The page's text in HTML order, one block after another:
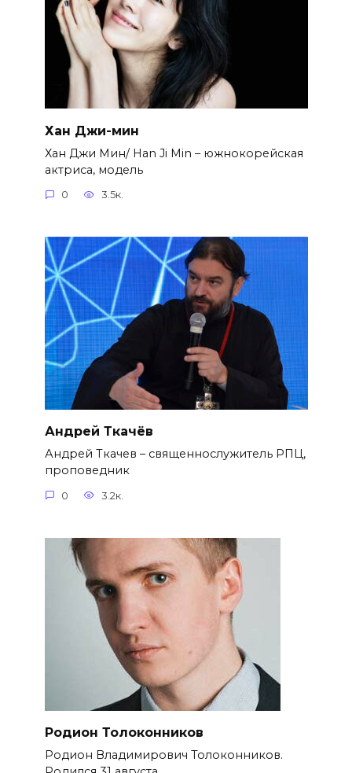
Хан Джи-мин
Хан Джи Мин/ Han Ji Min – южнокорейская
актриса, модель
0 3.5к.
Андрей Ткачёв
Андрей Ткачев – священнослужитель РПЦ,
проповедник
0 3.2к.
Родион Толоконников
Родион Владимирович Толоконников.